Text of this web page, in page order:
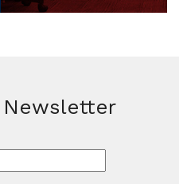
Newsletter